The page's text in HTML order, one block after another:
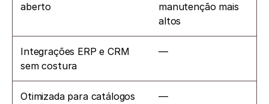
aberto
manutenção mais
altos
Integrações ERP e CRM
sem costura
—
Otimizada para catálogos
—